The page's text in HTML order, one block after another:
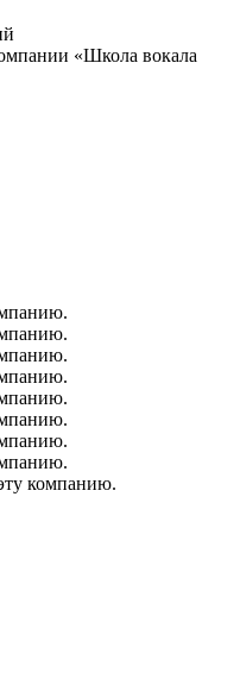
«Школа вокала
компанию.